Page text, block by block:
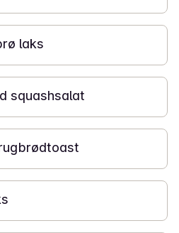
laks
squashsalat